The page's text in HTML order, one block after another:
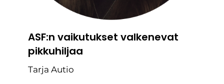
ASF:n vaikutukset valkenevat
pikkuhiljaa
Tarja Autio